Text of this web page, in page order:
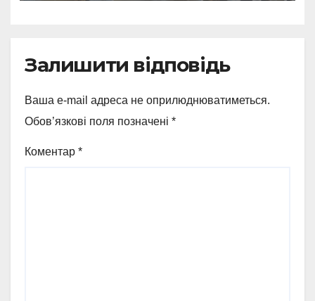
Залишити відповідь
Ваша e-mail адреса не оприлюднюватиметься.
Обов’язкові поля позначені *
Коментар *